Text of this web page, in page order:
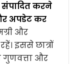
संपादित करने
अपडेट कर
और
इससे छात्रों
और